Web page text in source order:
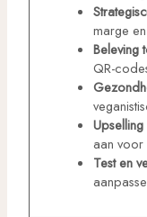
marge
Beleving
QR-
aan voor
Test en